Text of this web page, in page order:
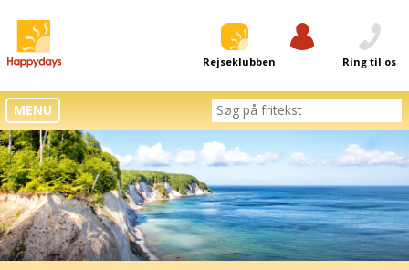
Rejseklubben Ring til os
MENU